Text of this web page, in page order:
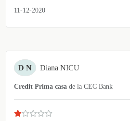
11-12-2020
D N Diana NICU
Credit Prima casa de la CEC Bank